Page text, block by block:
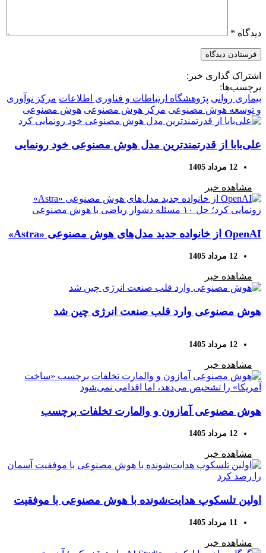
دیدگاه *
اشتراک گذاری خبر:
برچسب‌ها:
بیماری روانی پژوهشگاه ارتباطات و فناوری اطلاعات مرکز نوآوری
و توسعه هوش مصنوعی مرکز هوش مصنوعی هوش مصنوعی
علی‌بابا از قدرتمندترین مدل هوش مصنوعی خود رونمایی
12 مرداد 1405
مشاهده خبر
OpenAI از خانواده جدید مدل‌های هوش مصنوعی «Astra»
12 مرداد 1405
مشاهده خبر
هوش مصنوعی وارد قلب صنعت انرژی چین شد
12 مرداد 1405
مشاهده خبر
هوش مصنوعی آمازون و والمارت تخلفات برچسب
«ساخت آمریکا» را تشخیص می‌دهد، اما اقدامی نمی‌شود
12 مرداد 1405
مشاهده خبر
اولین تلسکوپ هدایت‌شونده با هوش مصنوعی با موفقیت
آسمان را رصد کرد
11 مرداد 1405
مشاهده خبر